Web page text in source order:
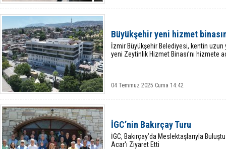
Büyükşehir yeni hizmet
İzmir Büyükşehir Belediyesi, kentin uzun
yeni Zeytinlik Hizmet Binası’nı hizmete
04 Temmuz 2025 Cuma 14:42
İGC’nin Bakırçay Turu
İGC, Bakırçay’da Meslektaşlarıyla
Acar'ı Ziyaret Etti